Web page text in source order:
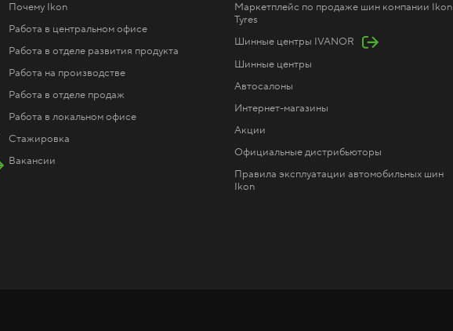
Почему Ikon
Работа в центральном офисе
Работа в отделе развития продукта
Работа на производстве
Работа в отделе продаж
Работа в локальном офисе
Стажировка
Вакансии
Маркетплейс по продаже шин компании Ikon
Tyres
Шинные центры IVANOR
Шинные центры
Автосалоны
Интернет-магазины
Акции
Официальные дистрибьюторы
Правила эксплуатации автомобильных шин
Ikon